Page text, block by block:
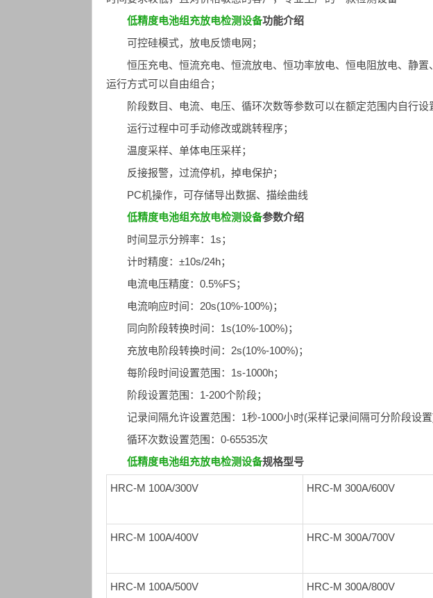
低精度电池组充放电检测设备功能介绍
可控硅模式，放电反馈电网；
恒压充电、恒流充电、恒流放电、恒功率放电、恒电阻放电、静
运行方式可以自由组合；
阶段数目、电流、电压、循环次数等参数可以在额定范围内自行设
运行过程中可手动修改或跳转程序；
温度采样、单体电压采样；
反接报警，过流停机，掉电保护；
PC机操作，可存储导出数据、描绘曲线
低精度电池组充放电检测设备参数介绍
时间显示分辨率：1s；
计时精度：±10s/24h；
电流电压精度：0.5%FS；
电流响应时间：20s(10%-100%)；
同向阶段转换时间：1s(10%-100%)；
充放电阶段转换时间：2s(10%-100%)；
每阶段时间设置范围：1s-1000h；
阶段设置范围：1-200个阶段；
记录间隔允许设置范围：1秒-1000小时(采样记录间隔可分阶段设置)
循环次数设置范围：0-65535次
低精度电池组充放电检测设备规格型号
HRC-M 100A/300V HRC-M 300A/600V
HRC-M 100A/400V HRC-M 300A/700V
HRC-M 100A/500V HRC-M 300A/800V